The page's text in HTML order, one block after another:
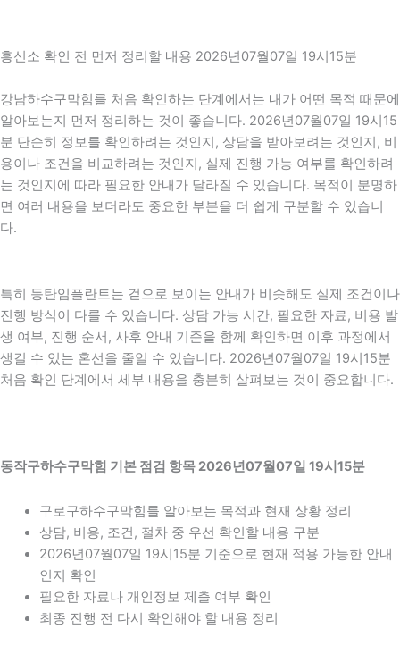
흥신소 확인 전 먼저 정리할 내용 2026년07월07일 19시15분
강남하수구막힘를 처음 확인하는 단계에서는 내가 어떤 목적 때문에
알아보는지 먼저 정리하는 것이 좋습니다. 2026년07월07일 19시15
분 단순히 정보를 확인하려는 것인지, 상담을 받아보려는 것인지, 비
용이나 조건을 비교하려는 것인지, 실제 진행 가능 여부를 확인하려
는 것인지에 따라 필요한 안내가 달라질 수 있습니다. 목적이 분명하
면 여러 내용을 보더라도 중요한 부분을 더 쉽게 구분할 수 있습니
다.
특히 동탄임플란트는 겉으로 보이는 안내가 비슷해도 실제 조건이나
진행 방식이 다를 수 있습니다. 상담 가능 시간, 필요한 자료, 비용 발
생 여부, 진행 순서, 사후 안내 기준을 함께 확인하면 이후 과정에서
생길 수 있는 혼선을 줄일 수 있습니다. 2026년07월07일 19시15분
처음 확인 단계에서 세부 내용을 충분히 살펴보는 것이 중요합니다.
동작구하수구막힘 기본 점검 항목 2026년07월07일 19시15분
구로구하수구막힘를 알아보는 목적과 현재 상황 정리
상담, 비용, 조건, 절차 중 우선 확인할 내용 구분
2026년07월07일 19시15분 기준으로 현재 적용 가능한 안내
인지 확인
필요한 자료나 개인정보 제출 여부 확인
최종 진행 전 다시 확인해야 할 내용 정리